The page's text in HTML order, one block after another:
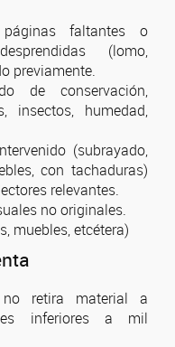
faltantes o
(lomo,
previamente.
de conservación,
insectos, humedad,
(subrayado,
con tachaduras)
relevantes.
no originales.
muebles, etcétera)
retira material a
inferiores a mil